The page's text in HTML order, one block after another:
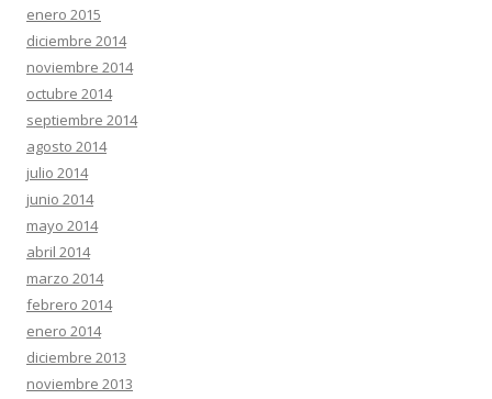
enero 2015
diciembre 2014
noviembre 2014
octubre 2014
septiembre 2014
agosto 2014
julio 2014
junio 2014
mayo 2014
abril 2014
marzo 2014
febrero 2014
enero 2014
diciembre 2013
noviembre 2013